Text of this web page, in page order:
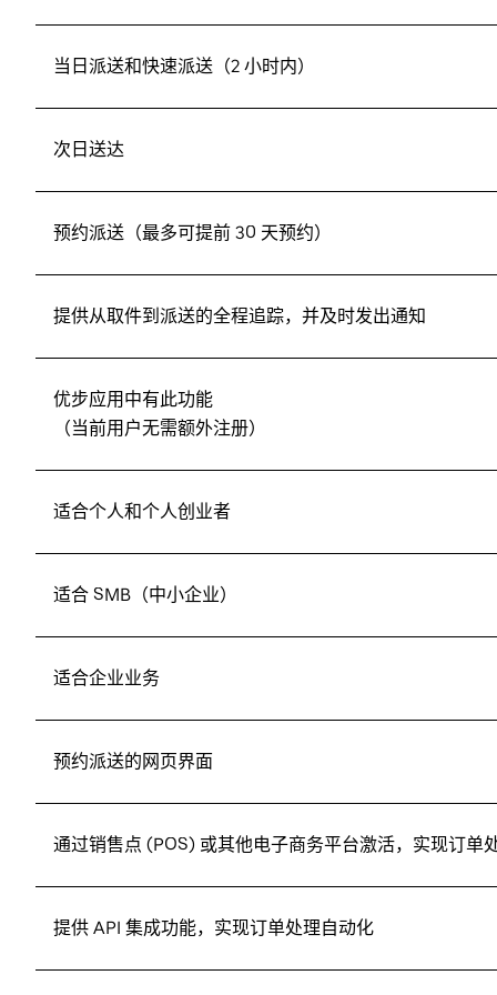
当日派送和快速派送（2 小时内）
次日送达
预约派送（最多可提前 30 天预约）
提供从取件到派送的全程追踪，并及时发出通知
优步应用中有此功能
（当前用户无需额外注册）
适合个人和个人创业者
适合 SMB（中小企业）
适合企业业务
预约派送的网页界面
通过销售点 (POS) 或其他电子商务平台激活，实现订单
提供 API 集成功能，实现订单处理自动化